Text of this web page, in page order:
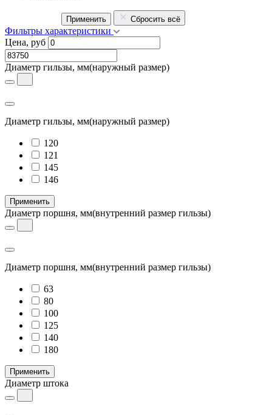
Применить Сбросить всё
Фильтры характеристики
Цена, руб
Диаметр гильзы, мм(наружный размер)
Диаметр гильзы, мм(наружный размер)
120
121
145
146
Применить
Диаметр поршня, мм(внутренний размер гильзы)
Диаметр поршня, мм(внутренний размер гильзы)
63
80
100
125
140
180
Применить
Диаметр штока